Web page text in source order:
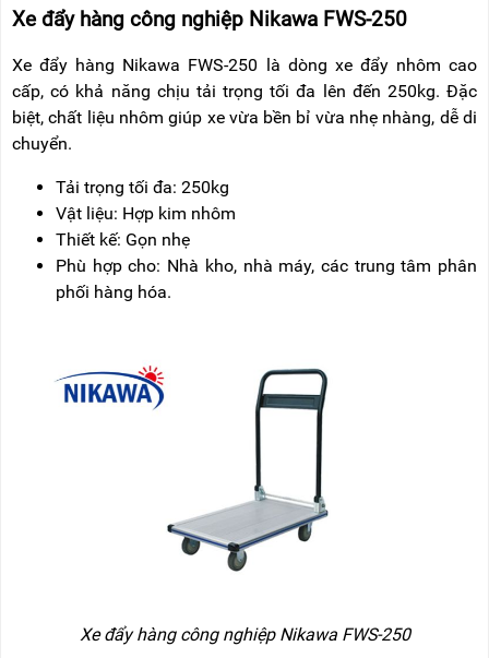
Xe đẩy hàng công nghiệp Nikawa FWS-250
Xe đẩy hàng Nikawa FWS-250 là dòng xe đẩy nhôm cao
cấp, có khả năng chịu tải trọng tối đa lên đến 250kg. Đặc
biệt, chất liệu nhôm giúp xe vừa bền bỉ vừa nhẹ nhàng, dễ di
chuyển.
Tải trọng tối đa: 250kg
Vật liệu: Hợp kim nhôm
Thiết kế: Gọn nhẹ
Phù hợp cho: Nhà kho, nhà máy, các trung tâm phân
phối hàng hóa.
Xe đẩy hàng công nghiệp Nikawa FWS-250